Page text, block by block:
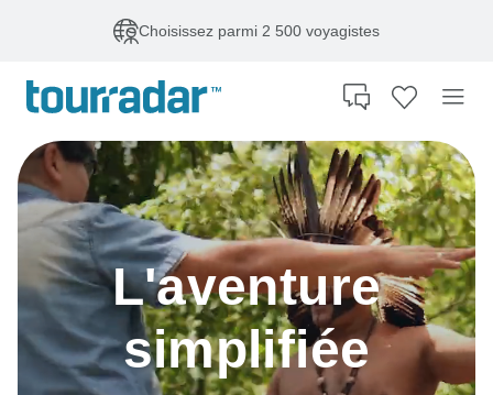
Choisissez parmi 2 500 voyagistes
L'aventure
simplifiée